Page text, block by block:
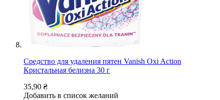
Средство для удаления пятен Vanish Oxi Action
Кристальная белизна 30 г
35,90 ₴
Добавить в список желаний